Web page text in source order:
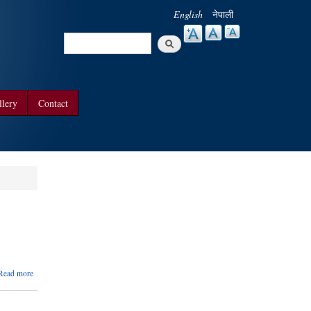
English नेपाली
Search
Contact
more